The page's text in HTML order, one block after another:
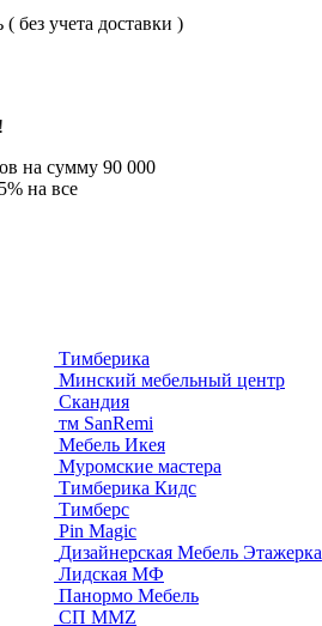
( без учета доставки )
на сумму 90 000
5% на все
Тимберика
Минский мебельный центр
Скандия
тм SanRemi
Мебель Икея
Муромские мастера
Тимберика Кидс
Тимберс
Pin Magic
Дизайнерская Мебель Этажерка
Лидская МФ
Панормо Мебель
СП ММZ